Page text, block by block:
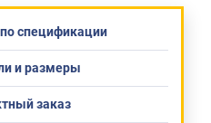
спецификации
и размеры
заказ